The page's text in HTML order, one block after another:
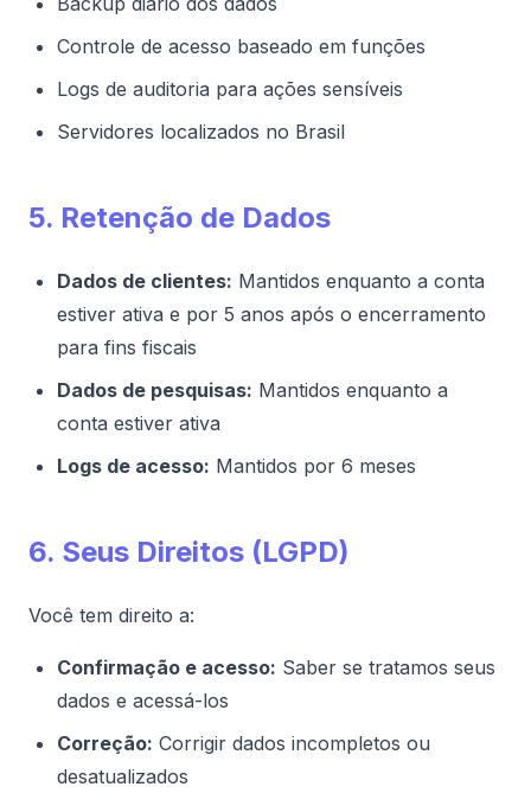
Controle de acesso baseado em funções
Logs de auditoria para ações sensíveis
Servidores localizados no Brasil
5. Retenção de Dados
Dados de clientes: Mantidos enquanto a conta
estiver ativa e por 5 anos após o encerramento
para fins fiscais
Dados de pesquisas: Mantidos enquanto a
conta estiver ativa
Logs de acesso: Mantidos por 6 meses
6. Seus Direitos (LGPD)
Você tem direito a:
Confirmação e acesso: Saber se tratamos seus
dados e acessá-los
Correção: Corrigir dados incompletos ou
desatualizados